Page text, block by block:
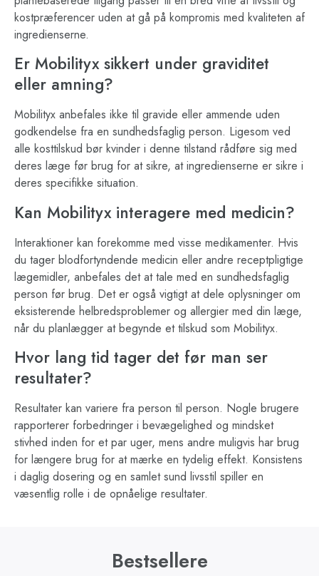
kostpræferencer uden at gå på kompromis med kvaliteten af
ingredienserne.
Er Mobilityx sikkert under graviditet
eller amning?
Mobilityx anbefales ikke til gravide eller ammende uden
godkendelse fra en sundhedsfaglig person. Ligesom ved
alle kosttilskud bør kvinder i denne tilstand rådføre sig med
deres læge før brug for at sikre, at ingredienserne er sikre i
deres specifikke situation.
Kan Mobilityx interagere med medicin?
Interaktioner kan forekomme med visse medikamenter. Hvis
du tager blodfortyndende medicin eller andre receptpligtige
lægemidler, anbefales det at tale med en sundhedsfaglig
person før brug. Det er også vigtigt at dele oplysninger om
eksisterende helbredsproblemer og allergier med din læge,
når du planlægger at begynde et tilskud som Mobilityx.
Hvor lang tid tager det før man ser
resultater?
Resultater kan variere fra person til person. Nogle brugere
rapporterer forbedringer i bevægelighed og mindsket
stivhed inden for et par uger, mens andre muligvis har brug
for længere brug for at mærke en tydelig effekt. Konsistens
i daglig dosering og en samlet sund livsstil spiller en
væsentlig rolle i de opnåelige resultater.
Bestsellere